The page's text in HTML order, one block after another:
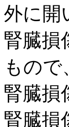
外に開
腎臓損
もの
腎臓損
腎臓損